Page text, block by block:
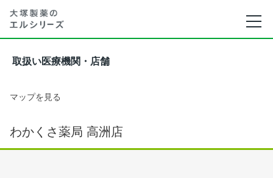
取扱い医療機関・店舗
マップを見る
わかくさ薬局 高洲店